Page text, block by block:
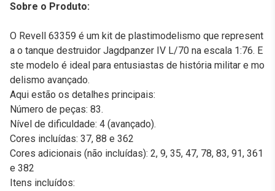
Sobre o Produto:
O Revell 63359 é um kit de plastimodelismo que represent
a o tanque destruidor Jagdpanzer IV L/70 na escala 1:76. E
ste modelo é ideal para entusiastas de história militar e mo
delismo avançado.
Aqui estão os detalhes principais:
Número de peças: 83.
Nível de dificuldade: 4 (avançado).
Cores incluídas: 37, 88 e 362
Cores adicionais (não incluídas): 2, 9, 35, 47, 78, 83, 91, 361
e 382
Itens incluídos: